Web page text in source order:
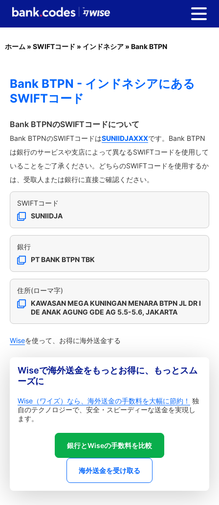
ホーム » SWIFTコード » インドネシア » Bank BTPN
Bank BTPN - インドネシアにある
SWIFTコード
Bank BTPNのSWIFTコードについて
Bank BTPNのSWIFTコードはSUNIIDJAXXXです。Bank BTPN
は銀行のサービスや支店によって異なるSWIFTコードを使用して
いることをご了承ください。どちらのSWIFTコードを使用するか
は、受取人または銀行に直接ご確認ください。
SWIFTコード
SUNIIDJA
銀行
PT BANK BTPN TBK
住所(ローマ字)
KAWASAN MEGA KUNINGAN MENARA BTPN JL DR I
DE ANAK AGUNG GDE AG 5.5-5.6, JAKARTA
Wiseを使って、お得に海外送金する
Wiseで海外送金をもっとお得に、もっとスム
ーズに
Wise（ワイズ）なら、海外送金の手数料を大幅に節約！ 独
自のテクノロジーで、安全・スピーディーな送金を実現し
ます。
銀行とWiseの手数料を比較
海外送金を受け取る